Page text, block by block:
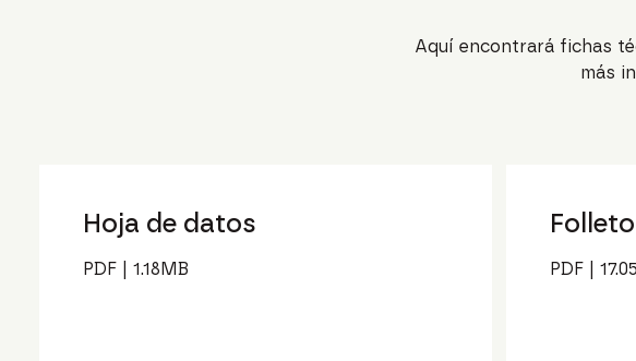
Aquí encontrará fichas
más
Hoja de datos
PDF 1.18MB
Folleto
PDF |17.05